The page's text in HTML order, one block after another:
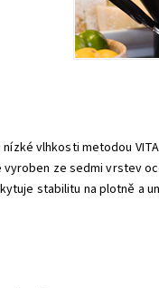
vlhkosti metodou
vyroben ze sedmi vrstev
stabilitu na plotně a